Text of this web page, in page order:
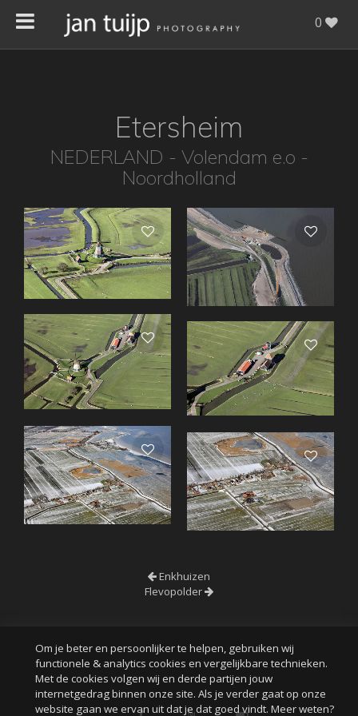
0
Etersheim
NEDERLAND - Volendam e.o -
Noordholland
Enkhuizen
Flevopolder
Om je beter en persoonlijker te helpen, gebruiken wij
functionele & analytics cookies en vergelijkbare technieken.
Met de cookies volgen wij en derde partijen jouw
internetgedrag binnen onze site. Als je verder gaat op onze
website gaan we ervan uit dat je dat goed vindt. Meer weten?